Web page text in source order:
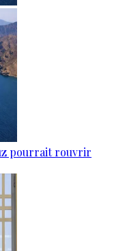
pourrait rouvrir